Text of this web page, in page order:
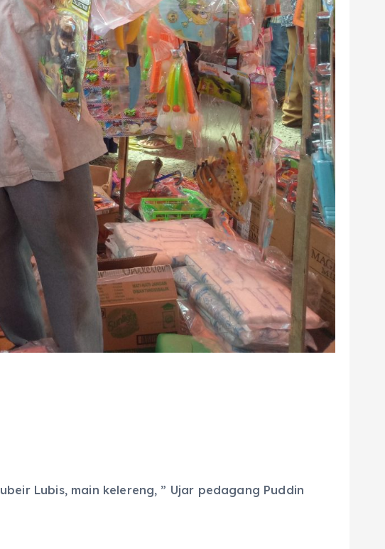
Lubis, main kelereng, ” Ujar pedagang Puddin